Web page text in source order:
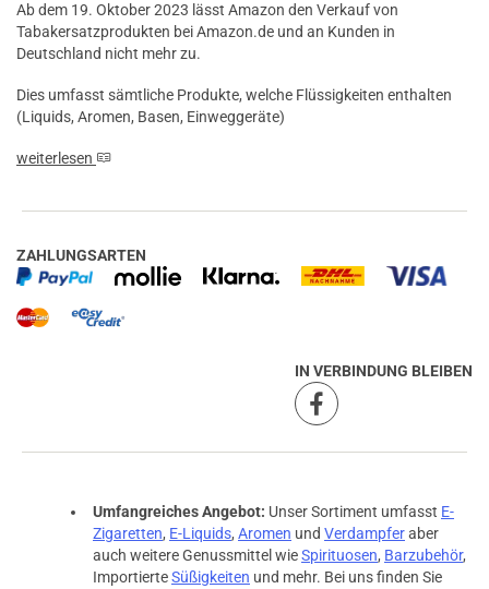
Ab dem 19. Oktober 2023 lässt Amazon den Verkauf von
Tabakersatzprodukten bei Amazon.de und an Kunden in
Deutschland nicht mehr zu.
Dies umfasst sämtliche Produkte, welche Flüssigkeiten enthalten
(Liquids, Aromen, Basen, Einweggeräte)
weiterlesen
ZAHLUNGSARTEN
IN VERBINDUNG BLEIBEN
Umfangreiches Angebot: Unser Sortiment umfasst E-
Zigaretten, E-Liquids, Aromen und Verdampferaber
auch weitere Genussmittel wieSpirituosen, Barzubehör,
ImportierteSüßigkeiten und mehr. Bei uns finden Sie